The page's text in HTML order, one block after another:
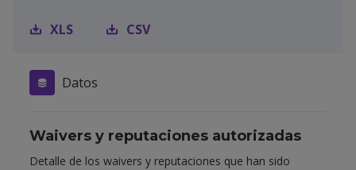
XLS CSV
Datos
Waivers y reputaciones autorizadas
Detalle de los waivers y reputaciones que han sido